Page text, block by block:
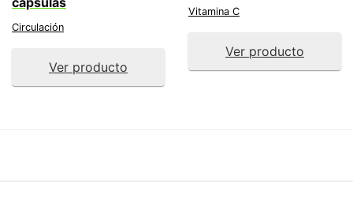
Circulación
Ver producto
Vitamina C
Ver producto